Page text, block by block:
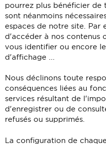
pourrez plus bénéficier de
sont néanmoins
espaces de notre site. Par
d'accéder à nos contenus
vous identifier ou encore
d'affichage ...
Nous déclinons toute
conséquences liées au
services résultant de
d'enregistrer ou de
refusés ou supprimés.
La configuration de